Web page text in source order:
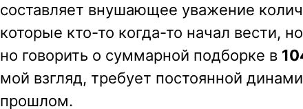
составляет внушающее уважение
которые кто-то когда-то начал вести,
но говорить о суммарной подборке в
мой взгляд, требует постоянной
прошлом.